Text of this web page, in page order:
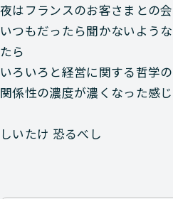
夜はフランスのお客さまとの
いつもだったら聞かないよう
たら
いろいろと経営に関する哲学
関係性の濃度が濃くなった感じ
しいたけ 恐るべし